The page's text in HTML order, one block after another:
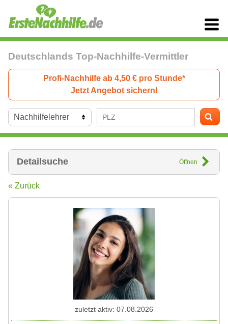
Deutschlands Top-Nachhilfe-Vermittler
Profi-Nachhilfe ab 4,50 € pro Stunde*
Jetzt Angebot sichern!
Detailsuche Öffnen
« Zurück
zuletzt aktiv: 07.08.2026